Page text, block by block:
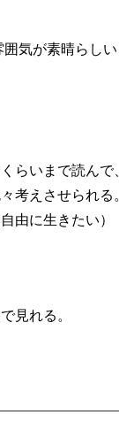
囲気が素晴らし
らいまで読ん
考えさせられ
由に生きたい）
見れる。